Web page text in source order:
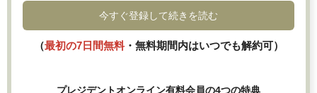
今すぐ登録して続きを読む
（最初の7日間無料・無料期間内はいつでも解約可）
プレジデントオンライン有料会員の4つの特典